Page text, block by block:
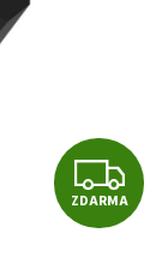
Z
D
ZDARMA